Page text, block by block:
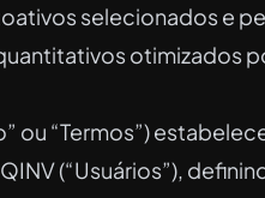
selecionados e
otimizados
ou “Termos”)
(“Usuários”),